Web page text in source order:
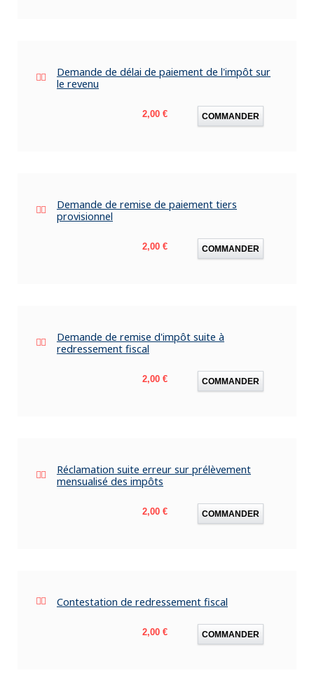
Demande de délai de paiement de l'impôt sur
le revenu
Prix
2,00 € COMMANDER
Demande de remise de paiement tiers
provisionnel
Prix
2,00 € COMMANDER
Demande de remise d'impôt suite à
redressement fiscal
Prix
2,00 € COMMANDER
Réclamation suite erreur sur prélèvement
mensualisé des impôts
Prix
2,00 € COMMANDER
Contestation de redressement fiscal
Prix
2,00 € COMMANDER